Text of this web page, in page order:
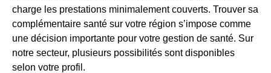
charge les prestations minimalement couverts. Trouver sa
complémentaire santé sur votre région s’impose comme
une décision importante pour votre gestion de santé. Sur
notre secteur, plusieurs possibilités sont disponibles
selon votre profil.